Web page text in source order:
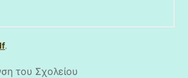
.
του Σχολείου